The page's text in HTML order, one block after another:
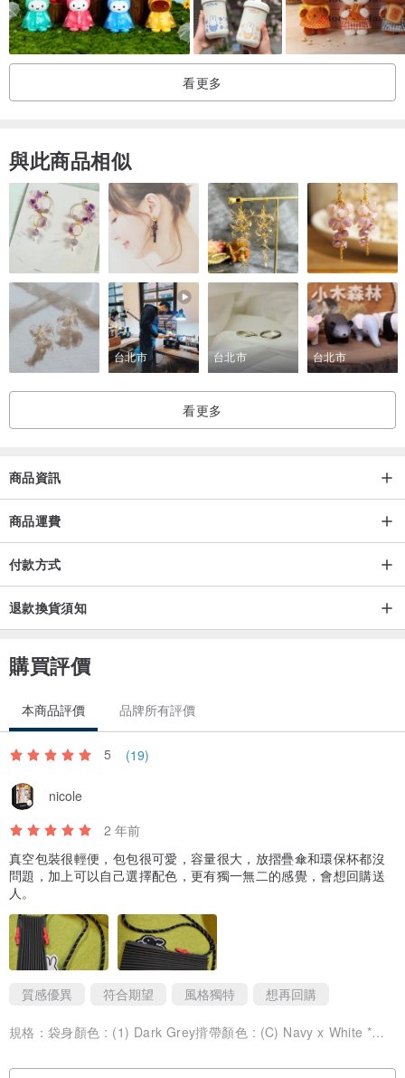
★商品保養 :
清洗時請使用冷水進行洗滌或用手輕揉洗滌.
如使用洗衣機,請將產品放入洗衣袋內再進行洗滌.
脫水後放在陰涼處晾乾.
★注意事頂 :
避免乾洗,不要使用烘乾或用熨斗或蒸氣熨刷.
_____________________________________________________
___________
-【送貨方式】-
「香港地區」:
免運費使用郵政服務出貨。
智郵站多數都是24小時開放讓客人取件，商品寄到指定的智郵站/郵局
智郵站網址 : ↓
如提供「順豐速運」收件地址，一律使用【運費到付】形式寄出
「台灣/日本/其他國家」:
使用郵政【空郵掛號】
*如有任何查詢，歡迎隨時與我們聯絡 : )
看更多
與此商品相似
台北市 台北市 台北市
看更多
商品資訊
商品運費
付款方式
退款換貨須知
購買評價
本商品評價 品牌所有評價
5 (19)
nicole
2 年前
真空包裝很輕便，包包很可愛，容量很大，放摺疊傘和環保杯都沒
問題，加上可以自己選擇配色，更有獨一無二的感覺，會想回購送
人。
質感優異 符合期望 風格獨特 想再回購
規格：袋身顏色 : (1) Dark Grey揹帶顏色 : (C) Navy x White *請備註繩索末端顏色